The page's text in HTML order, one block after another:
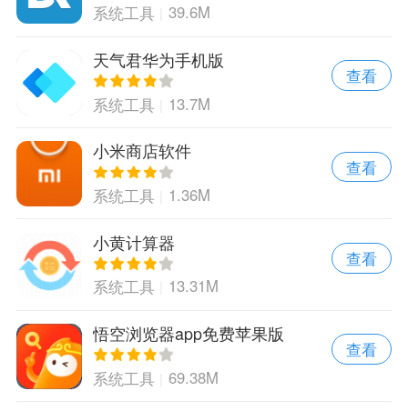
系统工具 39.6M
天气君华为手机版
系统工具 13.7M
查看
小米商店软件
系统工具 1.36M
查看
小黄计算器
系统工具 13.31M
查看
悟空浏览器app免费苹果版
系统工具 69.38M
查看